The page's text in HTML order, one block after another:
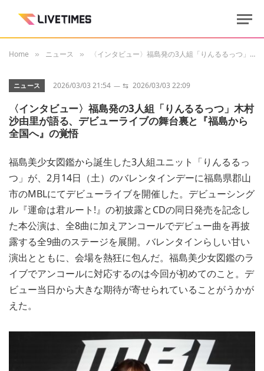
Home » ニュース » 〈インタビュー〉福島発の3人組「りんるるっつ」木村沙由里が語る、デビューライブの舞台裏と『福島から全国へ』の覚悟
ニュース 2026/03/03 21:54 ⇆ 2026/03/03 22:09
〈インタビュー〉福島発の3人組「りんるるっつ」木村
沙由里が語る、デビューライブの舞台裏と『福島から
全国へ』の覚悟
福島美少女図鑑から誕生した3人組ユニット「りんるるっ
つ」が、2月14日（土）のバレンタインデーに福島県郡山
市のMBLにてデビューライブを開催した。デビューシング
ル『運命は君ルート!』の初披露とCDの同日発売を記念し
た本公演は、全8曲に加えアンコールでデビュー曲を再披
露する全9曲のステージを展開。バレンタインらしい甘い
演出とともに、会場を熱狂に包んだ。福島美少女図鑑のラ
イブでアンコールに対応するのは今回が初めてのこと。デ
ビュー当日から大きな期待が寄せられていることがうかが
えた。